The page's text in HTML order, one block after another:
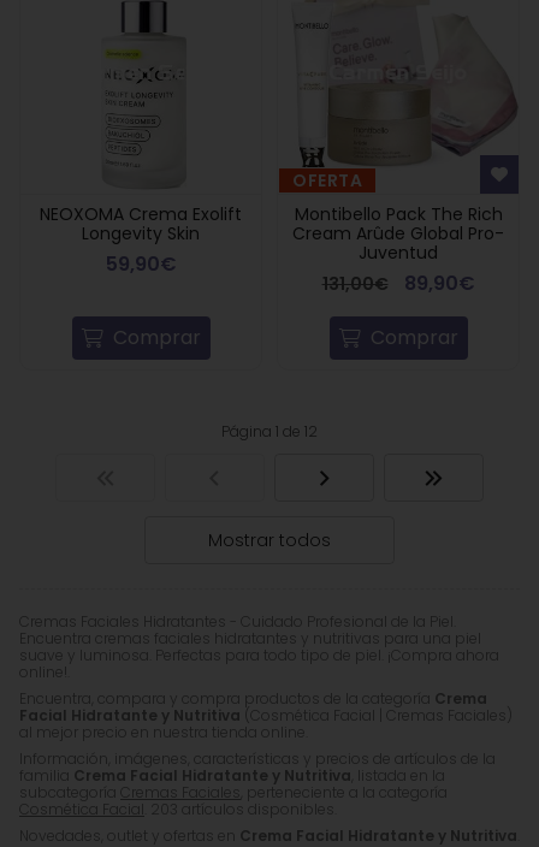
Cremas Faciales Hidratantes - Cuidado Profesional de la Piel.
Encuentra cremas faciales hidratantes y nutritivas para una piel
suave y luminosa. Perfectas para todo tipo de piel. ¡Compra ahora
online!.
Encuentra, compara y compra productos de la categoría Crema
Facial Hidratante y Nutritiva (Cosmética Facial | Cremas Faciales)
al mejor precio en nuestra tienda online.
Información, imágenes, características y precios de artículos de la
familia Crema Facial Hidratante y Nutritiva , listada en la
subcategoría
Cremas Faciales
, perteneciente a la categoría
Cosmética Facial
. 203 artículos disponibles.
Novedades, outlet y ofertas en Crema Facial Hidratante y Nutritiva
NEOXOMA Crema Exolift
Longevity Skin
59,90€
Comprar
OFERTA
Montibello Pack The Rich
Cream Arûde Global Pro-
Juventud
131,00€
89,90€
Comprar
Página 1 de 12
Mostrar todos